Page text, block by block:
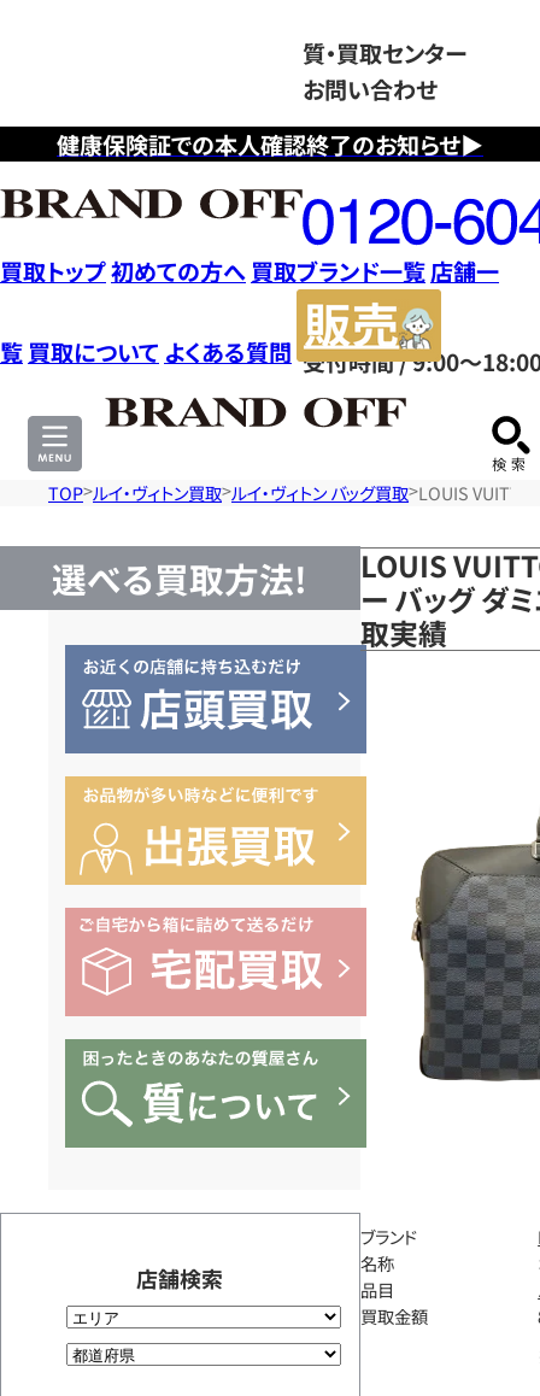
健康保険証での本人確認終了のお知らせ▶
質・買取センター
お問い合わせ
フ
リ
ー
ダ
イ
ヤ
ル
0120604117
受付時間 / 9:00～
買取トップ初めての方へ 買取ブランド一覧店舗一
覧 買取について よくある質問
サ
TOP ルイ・ヴィトン買取 ルイ・ヴィトン バッグ買取 LOUIS
選べる買取方法!
店舗検索
LOUIS
ー バッグ ダ
取実績
ブランド
名称
品目
買取金額